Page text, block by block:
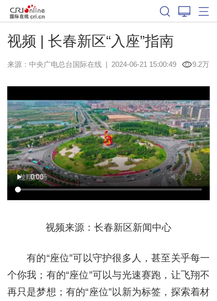
视频 | 长春新区“入座”指南
来源：中央广电总台国际在线| 2024-06-21 15:00:49 9.2万
视频来源：长春新区新闻中心
有的“座位”可以守护很多人，甚至关乎每一
个你我；有的“座位”可以与光速赛跑，让飞翔不
再只是梦想；有的“座位”以新为标签，探索着材